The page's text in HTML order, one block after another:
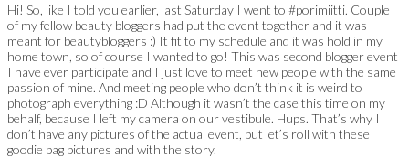
Hi! So, like I told you earlier, last Saturday I went to #porimiitti. Couple
of my fellow beauty bloggers had put the event together and it was
meant for beautybloggers :) It fit to my schedule and it was hold in my
home town, so of course I wanted to go! This was second blogger event
I have ever participate and I just love to meet new people with the same
passion of mine. And meeting people who don’t think it is weird to
photograph everything :D Although it wasn’t the case this time on my
behalf, because I left my camera on our vestibule. Hups. That’s why I
don’t have any pictures of the actual event, but let’s roll with these
goodie bag pictures and with the story.